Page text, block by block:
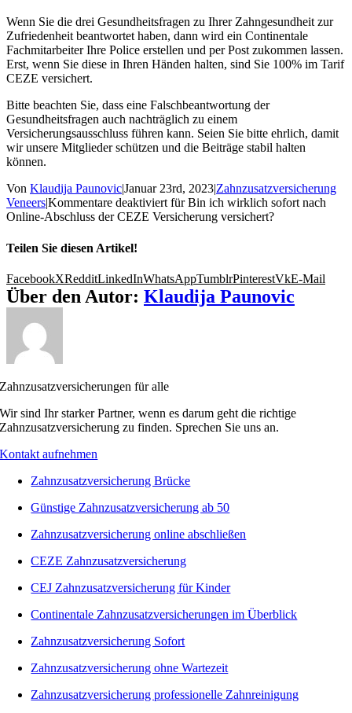
Wenn Sie die drei Gesundheitsfragen zu Ihrer Zahngesundheit zur
Zufriedenheit beantwortet haben, dann wird ein Continentale
Fachmitarbeiter Ihre Police erstellen und per Post zukommen lassen.
Erst, wenn Sie diese in Ihren Händen halten, sind Sie 100% im Tarif
CEZE versichert.
Bitte beachten Sie, dass eine Falschbeantwortung der
Gesundheitsfragen auch nachträglich zu einem
Versicherungsausschluss führen kann. Seien Sie bitte ehrlich, damit
wir unsere Mitglieder schützen und die Beiträge stabil halten
können.
Von Klaudija Paunovic|Januar 23rd, 2023|Zahnzusatzversicherung
Veneers|Kommentare deaktiviertfür Bin ich wirklich sofort nach
Online-Abschluss der CEZE Versicherung versichert?
Teilen Sie diesen Artikel!
FacebookXRedditLinkedInWhatsAppTumblrPinterestVkE-Mail
Über den Autor: Klaudija Paunovic
Zahnzusatzversicherungen für alle
Wir sind Ihr starker Partner, wenn es darum geht die richtige
Zahnzusatzversicherung zu finden. Sprechen Sie uns an.
Kontakt aufnehmen
Zahnzusatzversicherung Brücke
Günstige Zahnzusatzversicherung ab 50
Zahnzusatzversicherung online abschließen
CEZE Zahnzusatzversicherung
CEJ Zahnzusatzversicherung für Kinder
Continentale Zahnzusatzversicherungen im Überblick
Zahnzusatzversicherung Sofort
Zahnzusatzversicherung ohne Wartezeit
Zahnzusatzversicherung professionelle Zahnreinigung